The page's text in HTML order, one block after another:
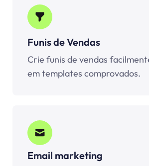
Funis de Vendas
Crie funis de vendas
em templates comprovados.
Email marketing